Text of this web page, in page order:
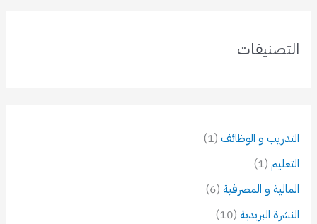
التصنيفات
التدريب و الوظائف(1)
التعليم(1)
المالية و المصرفية (6)
النشرة البريدية (10)